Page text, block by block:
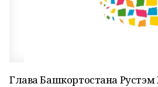
Глава Башкортостана